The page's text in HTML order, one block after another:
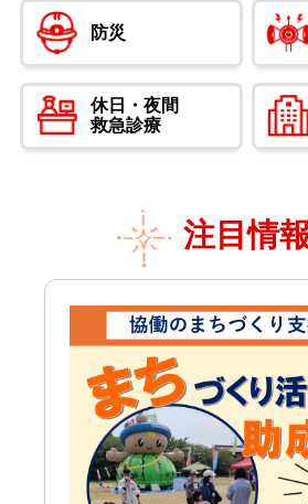
【国の重点支援地方交付金活用事
New!
2026年8月1日
令和８年度保育施設途中入所に
子育て
令和８年度放課後児童クラブ９
について
2026年7月31日
地域計画変更案に対する意見に
2026年7月31日 くらし
急な病気で困ったら
防災
休日・夜間
救急診療
注目情報